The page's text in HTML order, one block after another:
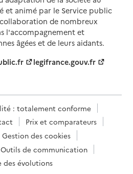
et animé par le Service public
de nombreux
l'accompagnement et
âgées et de leurs aidants.
legifrance.gouv.fr
: totalement conforme
Prix et comparateurs
Gestion des cookies
Outils de communication
des évolutions